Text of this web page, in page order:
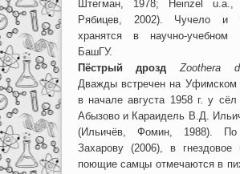
Штегман, 1978; Heinzel u.a.,
Рябицев, 2002). Чучело и
хранятся в научно-учебном
БашГУ.
Пёстрый дрозд
Zoothera
Дважды встречен на Уфимском
в начале августа 1958 г. у
Абызово и Караидель В.Д.
(Ильичёв, Фомин, 1988).
Захарову (2006), в гнездовое
поющие самцы отмечаются в